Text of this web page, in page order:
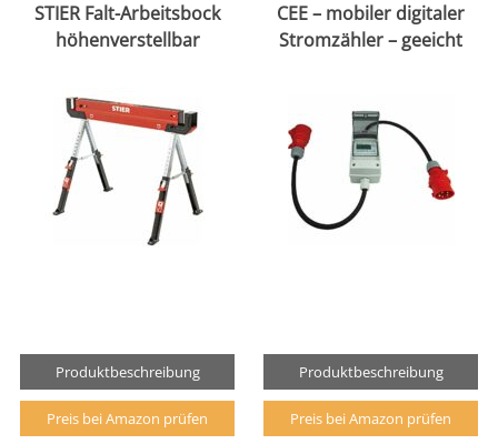
STIER Falt-Arbeitsbock
höhenverstellbar
Produktbeschreibung
Preis bei Amazon prüfen
CEE – mobiler digitaler
Stromzähler – geeicht
Produktbeschreibung
Preis bei Amazon prüfen